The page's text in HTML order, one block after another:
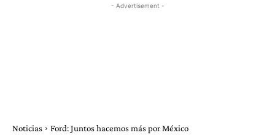
- Advertisement -
Noticias Ford: Juntos hacemos más por México